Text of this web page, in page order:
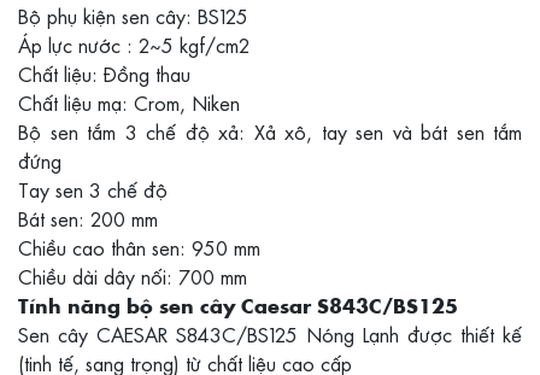
Bộ phụ kiện sen cây: BS125
Áp lực nước : 2~5 kgf/cm2
Chất liệu: Đồng thau
Chất liệu mạ: Crom, Niken
Bộ sen tắm 3 chế độ xả: Xả xô, tay sen và bát sen tắm
đứng
Tay sen 3 chế độ
Bát sen: 200 mm
Chiều cao thân sen: 950 mm
Chiều dài dây nối: 700 mm
Tính năng bộ sen cây Caesar S843C/BS125
Sen cây CAESAR S843C/BS125 Nóng Lạnh được thiết kế
(tinh tế, sang trọng) từ chất liệu cao cấp